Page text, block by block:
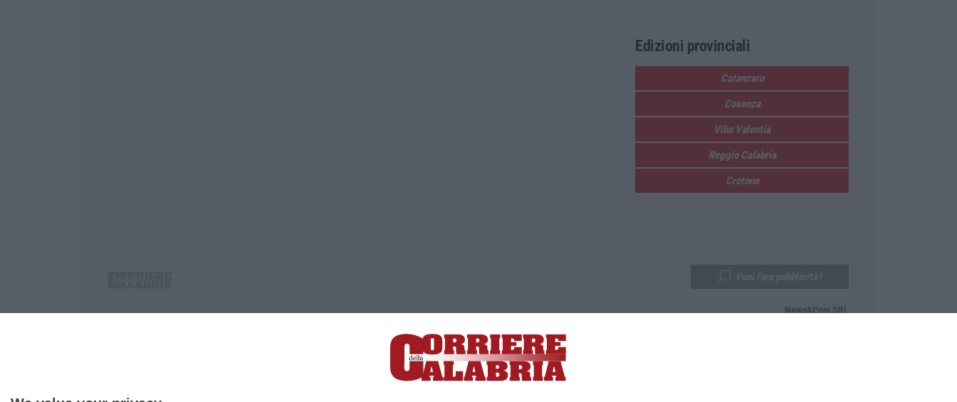
Edizioni provinciali
Catanzaro
Cosenza
Vibo Valentia
Reggio Calabria
Crotone
P.IVA. 03199620794, Via del mare 6/G, S.Eufemia, Lamezia Terme (CZ)
Iscrizione tribunale di Lamezia Terme 5/2011 - Direttore responsabile Paola Militano |Privacy
News&Com SRL